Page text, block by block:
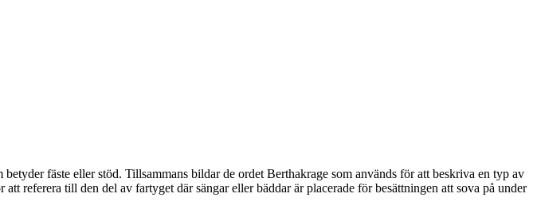
fäste eller stöd. Tillsammans bildar de ordet Berthakrage som används för att beskriva en typ av
referera till den del av fartyget där sängar eller bäddar är placerade för besättningen att sova på under